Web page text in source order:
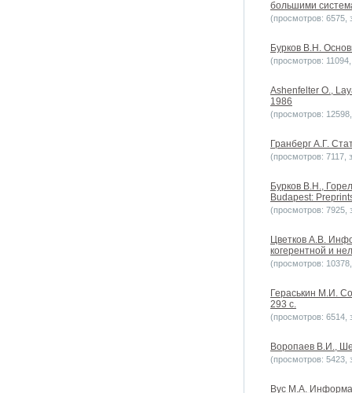
большими
(просмотров: 6575,
Бурков В.Н.
(просмотров:
Ashenfelter O.,
1986
(просмотров:
Гранберг А.Г.
(просмотров: 7117,
Бурков B.H.,
Budapest:
(просмотров: 7925,
Цветков А.В.
когерентной и
(просмотров:
Гераськин М.И.
293 с.
(просмотров: 6514,
Воропаев В.И.,
(просмотров: 5423,
Вус М.А.